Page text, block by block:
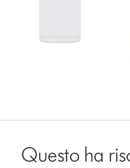
Questo ha